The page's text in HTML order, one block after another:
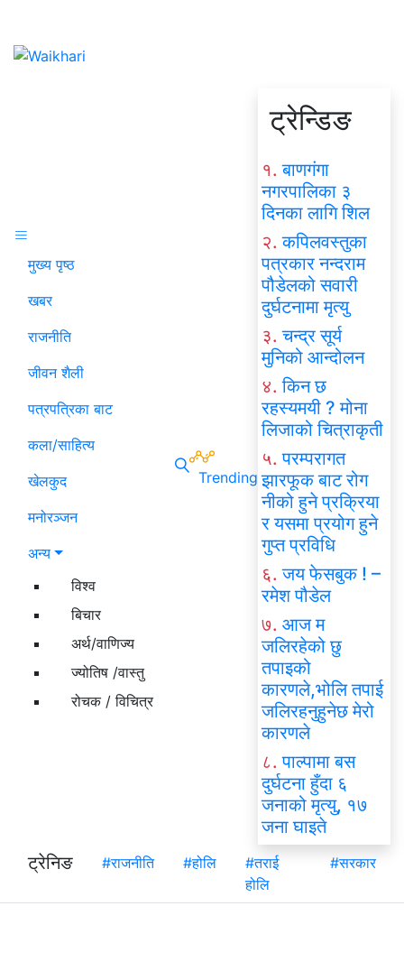
मुख्य पृष्ठ
खबर
राजनीति
जीवन शैली
पत्रपत्रिका बाट
कला/साहित्य
खेलकुद
मनोरञ्जन
अन्य
विश्व
बिचार
अर्थ/वाणिज्य
ज्योतिष /वास्तु
रोचक / विचित्र
Trending
ट्रेन्डिङ
१. बाणगंगा
नगरपालिका ३
दिनका लागि शिल
२. कपिलवस्तुका
पत्रकार नन्दराम
पौडेलको सवारी
दुर्घटनामा मृत्यु
३. चन्द्र सूर्य
मुनिको आन्दोलन
४. किन छ
रहस्यमयी ? मोना
लिजाको चित्राकृती
५. परम्परागत
झारफूक बाट रोग
नीको हुने प्रक्रिया
र यसमा प्रयोग हुने
गुप्त प्रविधि
६. जय फेसबुक ! –
रमेश पौडेल
७. आज म
जलिरहेको छु
तपाइको
कारणले,भोलि तपाई
जलिरहनुहुनेछ मेरो
कारणले
८. पाल्पामा बस
दुर्घटना हुँदा ६
जनाको मृत्यु, १७
जना घाइते
ट्रेनिङ
#राजनीति #होलि
#तराई
होलि
#सरकार